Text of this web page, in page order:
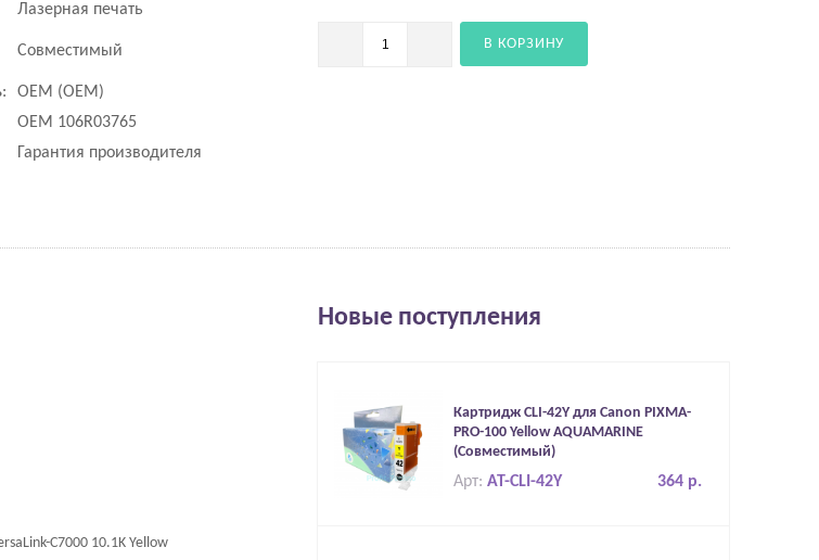
Лазерная печать
Совместимый
:
OEM (ОЕМ)
OEM 106R03765
Гарантия производителя
В КОРЗИНУ
C7000 10.1K Yellow
Новые поступления
Картридж CLI-42Y для Canon PIXMA-
PRO-100 Yellow AQUAMARINE
(Совместимый)
364 р.
Арт: AT-CLI-42Y